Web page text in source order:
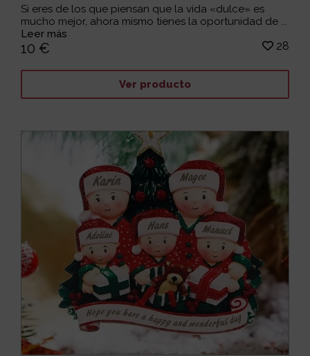
Si eres de los que piensan que la vida «dulce» es
mucho mejor, ahora mismo tienes la oportunidad de ...
Leer más
10 € 28
Ver producto